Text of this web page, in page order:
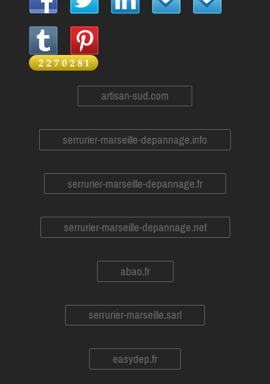
artisan-sud.com
serrurier-marseille-depannage.info
serrurier-marseille-depannage.fr
serrurier-marseille-depannage.net
abao.fr
serrurier-marseille.sarl
easydep.fr